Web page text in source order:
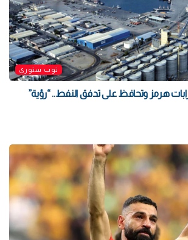
توب ستوري
هرمز وتحافظ على تدفق النفط.. “رؤية”